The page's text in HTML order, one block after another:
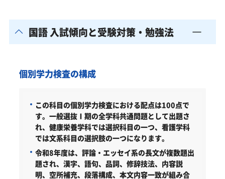
国語 入試傾向と受験対策・勉強法
個別学力検査の構成
この科目の個別学力検査における配点は100点で
す。一般選抜Ⅰ期の全学科共通問題として出題さ
れ、健康栄養学科では選択科目の一つ、看護学科
では文系科目の選択肢の一つになります。
令和8年度は、評論・エッセイ系の長文が複数題出
題され、漢字、語句、品詞、修辞技法、内容説
明、空所補充、段落構成、本文内容一致が組み合